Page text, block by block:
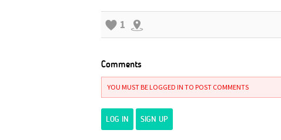
1
Comments
YOU MUST BE LOGGED IN TO POST COMMENTS
LOG IN SIGN UP